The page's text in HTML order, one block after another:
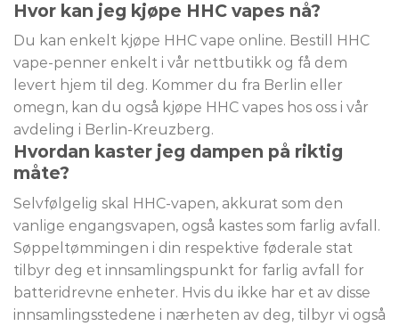
Hvor kan jeg kjøpe HHC vapes nå?
Du kan enkelt kjøpe HHC vape online. Bestill HHC
vape-penner enkelt i vår nettbutikk og få dem
levert hjem til deg. Kommer du fra Berlin eller
omegn, kan du også kjøpe HHC vapes hos oss i vår
avdeling i Berlin-Kreuzberg.
Hvordan kaster jeg dampen på riktig
måte?
Selvfølgelig skal HHC-vapen, akkurat som den
vanlige engangsvapen, også kastes som farlig avfall.
Søppeltømmingen i din respektive føderale stat
tilbyr deg et innsamlingspunkt for farlig avfall for
batteridrevne enheter. Hvis du ikke har et av disse
innsamlingsstedene i nærheten av deg, tilbyr vi også